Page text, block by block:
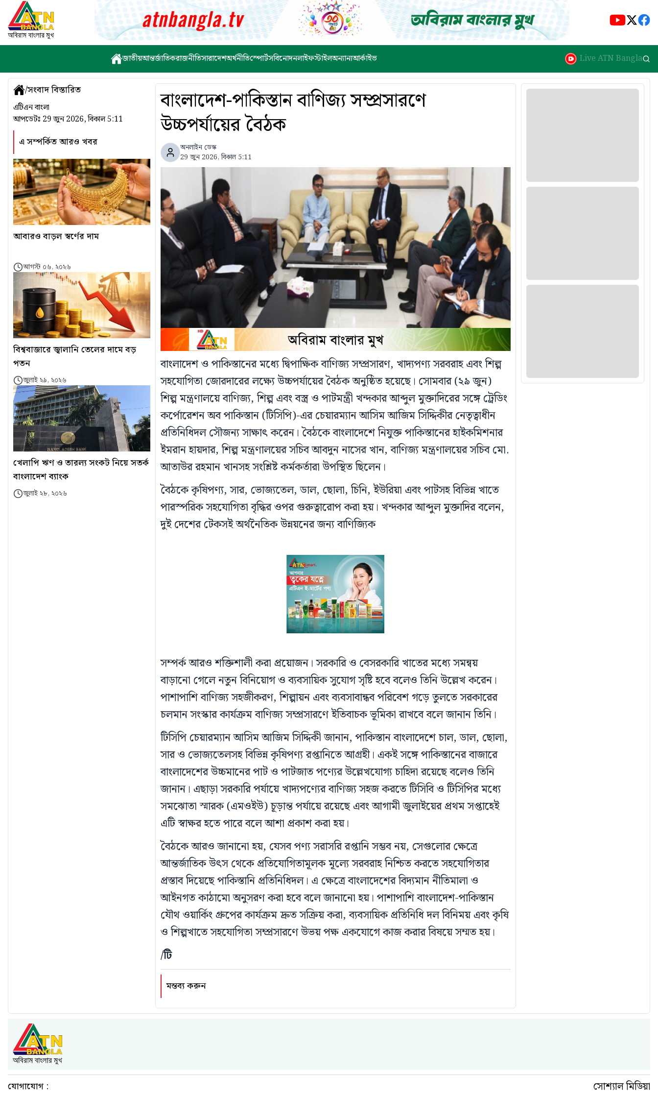
জাতীয়আন্তর্জাতিকরাজনীতিসারাদেশঅর্থনীতিস্পোর্টসবিনোদনলাইফস্টাইলঅন্যান্যআর্কাইভ Live ATN Bangla
/সংবাদ বিস্তারিত
এটিএন বাংলা
আপডেটঃ 29 জুন 2026, বিকাল 5:11
এ সম্পর্কিত আরও খবর
আবারও বাড়ল স্বর্ণের দাম
আগস্ট ০৬, ২০২৬
বিশ্ববাজারে জ্বালানি তেলের দামে বড়
পতন
জুলাই ২৯, ২০২৬
খেলাপি ঋণ ও তারল্য সংকট নিয়ে সতর্ক
বাংলাদেশ ব্যাংক
জুলাই ২৮, ২০২৬
বাংলাদেশ-পাকিস্তান বাণিজ্য সম্প্রসারণে
উচ্চপর্যায়ের বৈঠক
অনলাইন ডেস্ক
29 জুন 2026, বিকাল 5:11
বাংলাদেশ ও পাকিস্তানের মধ্যে দ্বিপাক্ষিক বাণিজ্য সম্প্রসারণ, খাদ্যপণ্য সরবরাহ এবং শিল্প
সহযোগিতা জোরদারের লক্ষ্যে উচ্চপর্যায়ের বৈঠক অনুষ্ঠিত হয়েছে। সোমবার (২৯ জুন)
শিল্প মন্ত্রণালয়ে বাণিজ্য, শিল্প এবং বস্ত্র ও পাটমন্ত্রী খন্দকার আব্দুল মুক্তাদিরের সঙ্গে ট্রেডিং
কর্পোরেশন অব পাকিস্তান (টিসিপি)-এর চেয়ারম্যান আসিম আজিম সিদ্দিকীর নেতৃত্বাধীন
প্রতিনিধিদল সৌজন্য সাক্ষাৎ করেন। বৈঠকে বাংলাদেশে নিযুক্ত পাকিস্তানের হাইকমিশনার
ইমরান হায়দার, শিল্প মন্ত্রণালয়ের সচিব আবদুন নাসের খান, বাণিজ্য মন্ত্রণালয়ের সচিব মো.
আতাউর রহমান খানসহ সংশ্লিষ্ট কর্মকর্তারা উপস্থিত ছিলেন।
বৈঠকে কৃষিপণ্য, সার, ভোজ্যতেল, ডাল, ছোলা, চিনি, ইউরিয়া এবং পাটসহ বিভিন্ন খাতে
পারস্পরিক সহযোগিতা বৃদ্ধির ওপর গুরুত্বারোপ করা হয়। খন্দকার আব্দুল মুক্তাদির বলেন,
দুই দেশের টেকসই অর্থনৈতিক উন্নয়নের জন্য বাণিজ্যিক
সম্পর্ক আরও শক্তিশালী করা প্রয়োজন। সরকারি ও বেসরকারি খাতের মধ্যে সমন্বয়
বাড়ানো গেলে নতুন বিনিয়োগ ও ব্যবসায়িক সুযোগ সৃষ্টি হবে বলেও তিনি উল্লেখ করেন।
পাশাপাশি বাণিজ্য সহজীকরণ, শিল্পায়ন এবং ব্যবসাবান্ধব পরিবেশ গড়ে তুলতে সরকারের
চলমান সংস্কার কার্যক্রম বাণিজ্য সম্প্রসারণে ইতিবাচক ভূমিকা রাখবে বলে জানান তিনি।
টিসিপি চেয়ারম্যান আসিম আজিম সিদ্দিকী জানান, পাকিস্তান বাংলাদেশে চাল, ডাল, ছোলা,
সার ও ভোজ্যতেলসহ বিভিন্ন কৃষিপণ্য রপ্তানিতে আগ্রহী। একই সঙ্গে পাকিস্তানের বাজারে
বাংলাদেশের উচ্চমানের পাট ও পাটজাত পণ্যের উল্লেখযোগ্য চাহিদা রয়েছে বলেও তিনি
জানান। এছাড়া সরকারি পর্যায়ে খাদ্যপণ্যের বাণিজ্য সহজ করতে টিসিবি ও টিসিপির মধ্যে
সমঝোতা স্মারক (এমওইউ) চূড়ান্ত পর্যায়ে রয়েছে এবং আগামী জুলাইয়ের প্রথম সপ্তাহেই
এটি স্বাক্ষর হতে পারে বলে আশা প্রকাশ করা হয়।
বৈঠকে আরও জানানো হয়, যেসব পণ্য সরাসরি রপ্তানি সম্ভব নয়, সেগুলোর ক্ষেত্রে
আন্তর্জাতিক উৎস থেকে প্রতিযোগিতামূলক মূল্যে সরবরাহ নিশ্চিত করতে সহযোগিতার
প্রস্তাব দিয়েছে পাকিস্তানি প্রতিনিধিদল। এ ক্ষেত্রে বাংলাদেশের বিদ্যমান নীতিমালা ও
আইনগত কাঠামো অনুসরণ করা হবে বলে জানানো হয়। পাশাপাশি বাংলাদেশ-পাকিস্তান
যৌথ ওয়ার্কিং গ্রুপের কার্যক্রম দ্রুত সক্রিয় করা, ব্যবসায়িক প্রতিনিধি দল বিনিময় এবং কৃষি
ও শিল্পখাতে সহযোগিতা সম্প্রসারণে উভয় পক্ষ একযোগে কাজ করার বিষয়ে সম্মত হয়।
/টি
মন্তব্য করুন
যোগাযোগ : সোশ্যাল মিডিয়া